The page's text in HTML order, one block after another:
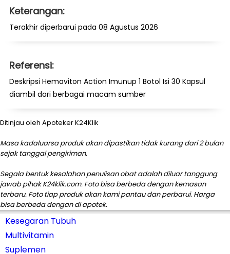
Keterangan:
Terakhir diperbarui pada 08 Agustus 2026
Referensi:
Deskripsi Hemaviton Action Imunup 1 Botol Isi 30 Kapsul
diambil dari berbagai macam sumber
Ditinjau oleh Apoteker K24Klik
Masa kadaluarsa produk akan dipastikan tidak kurang dari 2 bulan
sejak tanggal pengiriman.
Segala bentuk kesalahan penulisan obat adalah diluar tanggung
jawab pihak K24klik.com. Foto bisa berbeda dengan kemasan
terbaru. Foto tiap produk akan kami pantau dan perbarui. Harga
bisa berbeda dengan di apotek.
Kesegaran Tubuh
Multivitamin
Suplemen